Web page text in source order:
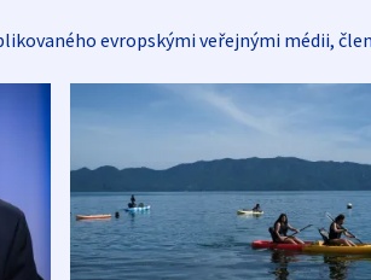
evropskými veřejnými médii,